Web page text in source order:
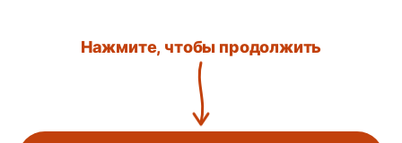
Нажмите, чтобы продолжить